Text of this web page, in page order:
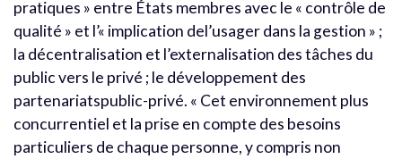
pratiques » entre États membres avec le « contrôle de
qualité » et l’« implication del’usager dans la gestion » ;
la décentralisation et l’externalisation des tâches du
public vers le privé ; le développement des
partenariatspublic-privé. « Cet environnement plus
concurrentiel et la prise en compte des besoins
particuliers de chaque personne, y compris non